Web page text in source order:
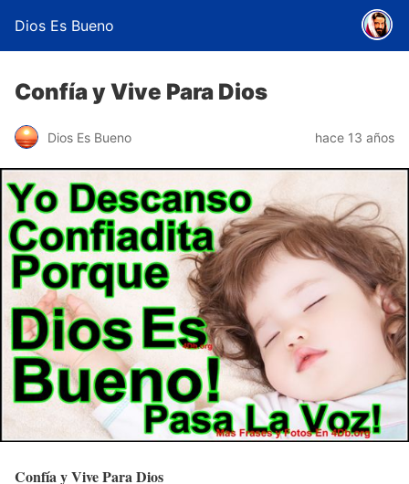
Dios Es Bueno
Confía y Vive Para Dios
Dios Es Bueno hace 13 años
Confía y Vive Para Dios